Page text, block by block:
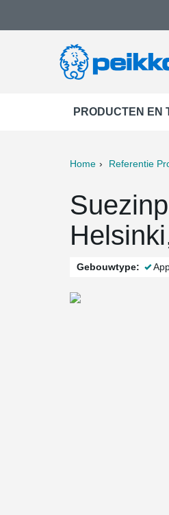
PRODUCTEN EN
Home Referentie
Gebouwtype: